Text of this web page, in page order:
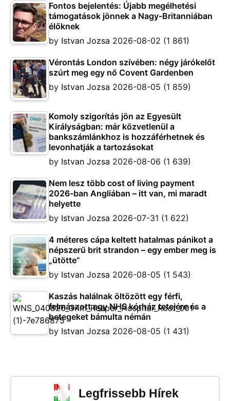
Fontos bejelentés: Újabb megélhetési
támogatások jönnek a Nagy-Britanniában
élőknek
by Istvan Jozsa 2026-08-02 (1 861)
Vérontás London szívében: négy járókelőt
szúrt meg egy nő Covent Gardenben
by Istvan Jozsa 2026-08-05 (1 859)
Komoly szigorítás jön az Egyesült
Királyságban: már közvetlenül a
bankszámlánkhoz is hozzáférhetnek és
levonhatják a tartozásokat
by Istvan Jozsa 2026-08-06 (1 639)
Nem lesz több cost of living payment
2026-ban Angliában – itt van, mi maradt
helyette
by Istvan Jozsa 2026-07-31 (1 622)
4 méteres cápa keltett hatalmas pánikot a
népszerű brit strandon – egy ember meg is
„ütötte”
by Istvan Jozsa 2026-08-05 (1 543)
Kaszás halálnak öltözött egy férfi,
felmászott egy NHS kórház tetejére és a
betegeket bámulta némán
by Istvan Jozsa 2026-08-05 (1 431)
Legfrissebb Hírek